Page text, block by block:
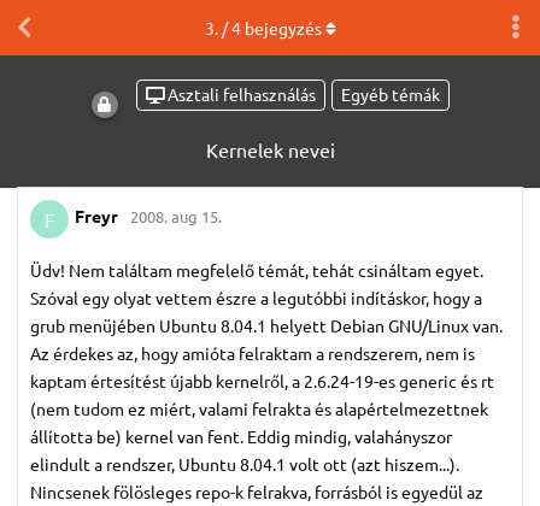
Asztali felhasználás Egyéb témák
Kernelek nevei
3. /4bejegyzés
F Freyr 2008. aug 15.
Üdv! Nem találtam megfelelő témát, tehát csináltam egyet.
Szóval egy olyat vettem észre a legutóbbi indításkor, hogy a
grub menüjében Ubuntu 8.04.1 helyett Debian GNU/Linux van.
Az érdekes az, hogy amióta felraktam a rendszerem, nem is
kaptam értesítést újabb kernelről, a 2.6.24-19-es generic és rt
(nem tudom ez miért, valami felrakta és alapértelmezettnek
állította be) kernel van fent. Eddig mindig, valahányszor
elindult a rendszer, Ubuntu 8.04.1 volt ott (azt hiszem...).
Nincsenek fölösleges repo-k felrakva, forrásból is egyedül az